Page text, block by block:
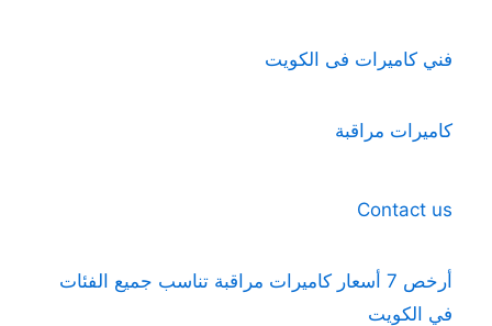
فني كاميرات فى الكويت
كاميرات مراقبة
Contact us
أرخص 7 أسعار كاميرات مراقبة تناسب جميع الفئات
في الكويت